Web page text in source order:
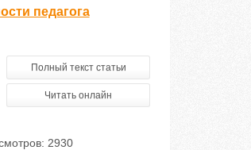
педагога
Полный текст статьи
Читать онлайн
2930